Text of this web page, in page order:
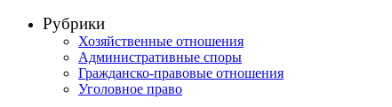
Рубрики
Хозяйственные отношения
Административные споры
Гражданско-правовые отношения
Уголовное право